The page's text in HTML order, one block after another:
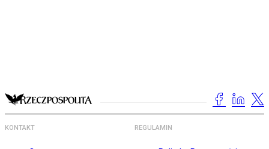
KONTAKT REGULAMIN